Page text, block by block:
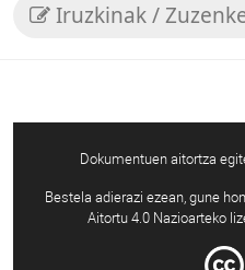
Iruzkinak /
Dokumentuen aitortza
Bestela adierazi ezean, gune
Aitortu 4.0 Nazioarteko